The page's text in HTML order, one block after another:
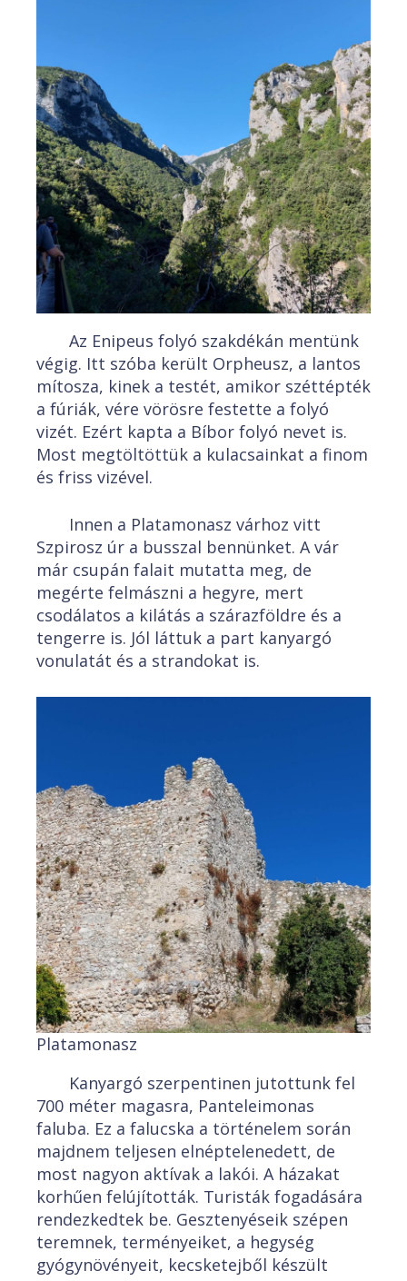
Az Enipeus folyó szakdékán mentünk
végig. Itt szóba került Orpheusz, a lantos
mítosza, kinek a testét, amikor széttépték
a fúriák, vére vörösre festette a folyó
vizét. Ezért kapta a Bíbor folyó nevet is.
Most megtöltöttük a kulacsainkat a finom
és friss vizével.
Innen a Platamonasz várhoz vitt
Szpirosz úr a busszal bennünket. A vár
már csupán falait mutatta meg, de
megérte felmászni a hegyre, mert
csodálatos a kilátás a szárazföldre és a
tengerre is. Jól láttuk a part kanyargó
vonulatát és a strandokat is.
Platamonasz
Kanyargó szerpentinen jutottunk fel
700 méter magasra, Panteleimonas
faluba. Ez a falucska a történelem során
majdnem teljesen elnéptelenedett, de
most nagyon aktívak a lakói. A házakat
korhűen felújították. Turisták fogadására
rendezkedtek be. Gesztenyéseik szépen
teremnek, terményeiket, a hegység
gyógynövényeit, kecsketejből készült